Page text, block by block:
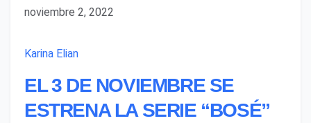
noviembre 2, 2022
Karina Elian
EL 3 DE NOVIEMBRE SE
ESTRENA LA SERIE “BOSÉ”